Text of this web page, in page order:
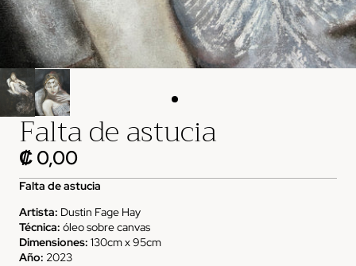
Falta de astucia
₡ 0,00
Falta de astucia
Artista: Dustin Fage Hay
Técnica: óleo sobre canvas
Dimensiones: 130cm x 95cm
Año: 2023